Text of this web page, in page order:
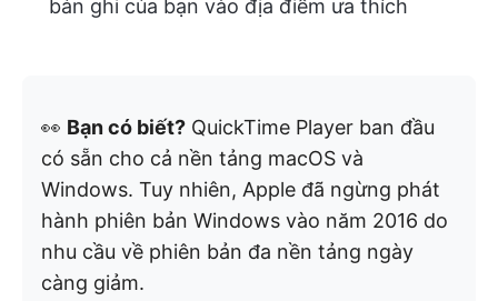
bản ghi của bạn vào địa điểm ưa thích
👀 Bạn có biết? QuickTime Player ban đầu
có sẵn cho cả nền tảng macOS và
Windows. Tuy nhiên, Apple đã ngừng phát
hành phiên bản Windows vào năm 2016 do
nhu cầu về phiên bản đa nền tảng ngày
càng giảm.